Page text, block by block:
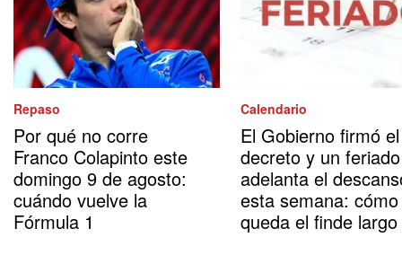
Repaso
Por qué no corre
Franco Colapinto este
domingo 9 de agosto:
cuándo vuelve la
Fórmula 1
Calendario
El Gobierno firmó el
decreto y un feriado
adelanta el
esta semana: cómo
queda el finde largo